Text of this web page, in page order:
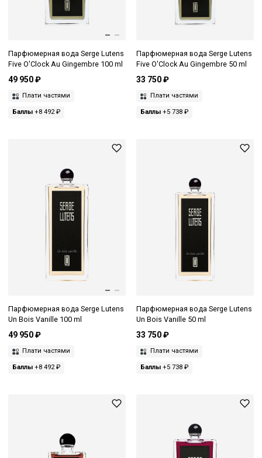
Парфюмерная вода Serge Lutens
Five O'Clock Au Gingembre 100 ml
49 950 ₽
Плати частями
Баллы +8 492 ₽
Парфюмерная вода Serge Lutens
Five O'Clock Au Gingembre 50 ml
33 750 ₽
Плати частями
Баллы+5 738 ₽
Парфюмерная вода Serge Lutens
Un Bois Vanille 100 ml
49 950 ₽
Плати частями
Баллы +8 492 ₽
Парфюмерная вода Serge Lutens
Un Bois Vanille 50 ml
33 750 ₽
Плати частями
Баллы+5 738 ₽